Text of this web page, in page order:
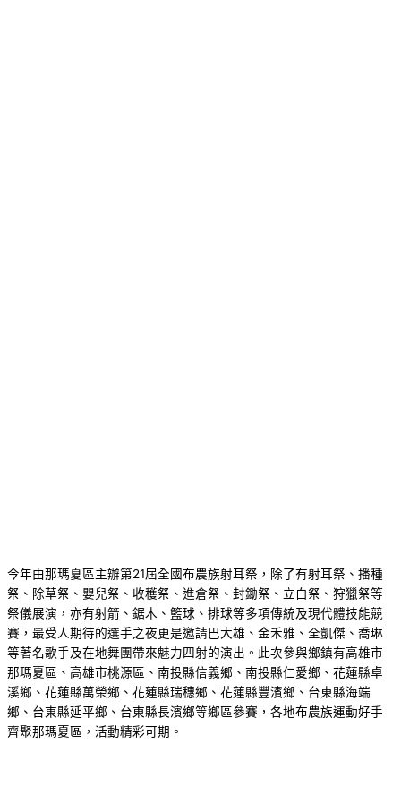
今年由那瑪夏區主辦第21屆全國布農族射耳祭，除了有射耳祭、播種
祭、除草祭、嬰兒祭、收穫祭、進倉祭、封鋤祭、立白祭、狩獵祭等
祭儀展演，亦有射箭、鋸木、籃球、排球等多項傳統及現代體技能競
賽，最受人期待的選手之夜更是邀請巴大雄、金禾雅、全凱傑、喬琳
等著名歌手及在地舞團帶來魅力四射的演出。此次參與鄉鎮有高雄市
那瑪夏區、高雄市桃源區、南投縣信義鄉、南投縣仁愛鄉、花蓮縣卓
溪鄉、花蓮縣萬榮鄉、花蓮縣瑞穗鄉、花蓮縣豐濱鄉、台東縣海端
鄉、台東縣延平鄉、台東縣長濱鄉等鄉區參賽，各地布農族運動好手
齊聚那瑪夏區，活動精彩可期。